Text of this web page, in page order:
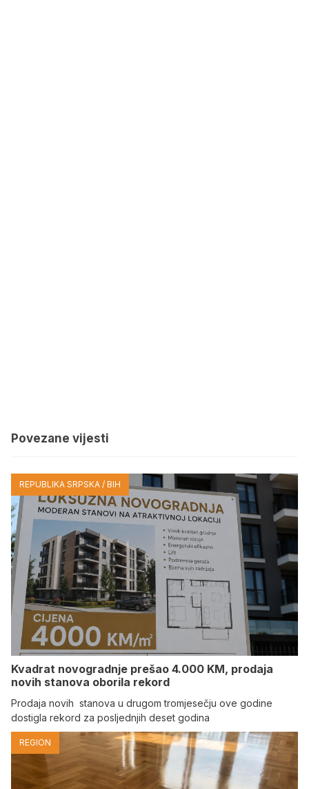
Povezane vijesti
REPUBLIKA SRPSKA / BIH
Kvadrat novogradnje prešao 4.000 KM, prodaja
novih stanova oborila rekord
Prodaja novih stanova u drugom tromjesečju ove godine
dostigla rekord za posljednjih deset godina
REGION